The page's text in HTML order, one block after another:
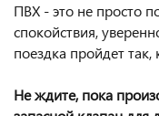
ПВХ - это не просто
спокойствия,
поездка пройдет
Не ждите, пока